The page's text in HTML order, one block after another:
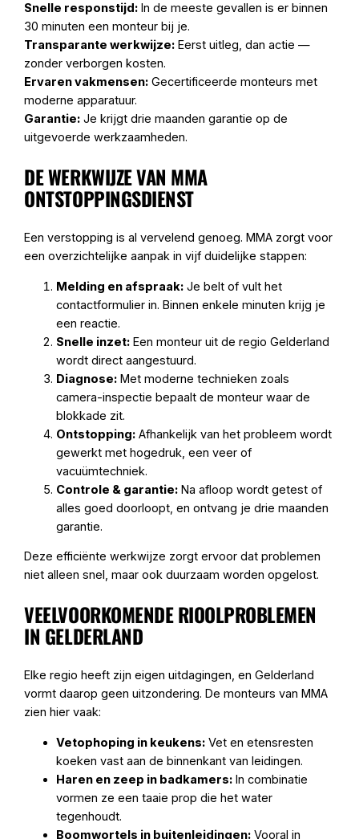
Snelle responstijd: In de meeste gevallen is er binnen
30 minuten een monteur bij je.
Transparante werkwijze: Eerst uitleg, dan actie —
zonder verborgen kosten.
Ervaren vakmensen: Gecertificeerde monteurs met
moderne apparatuur.
Garantie: Je krijgt drie maanden garantie op de
uitgevoerde werkzaamheden.
DE WERKWIJZE VAN MMA
ONTSTOPPINGSDIENST
Een verstopping is al vervelend genoeg. MMA zorgt voor
een overzichtelijke aanpak in vijf duidelijke stappen:
Melding en afspraak: Je belt of vult het
contactformulier in. Binnen enkele minuten krijg je
een reactie.
Snelle inzet: Een monteur uit de regio Gelderland
wordt direct aangestuurd.
Diagnose: Met moderne technieken zoals
camera-inspectie bepaalt de monteur waar de
blokkade zit.
Ontstopping: Afhankelijk van het probleem wordt
gewerkt met hogedruk, een veer of
vacuümtechniek.
Controle & garantie: Na afloop wordt getest of
alles goed doorloopt, en ontvang je drie maanden
garantie.
Deze efficiënte werkwijze zorgt ervoor dat problemen
niet alleen snel, maar ook duurzaam worden opgelost.
VEELVOORKOMENDE RIOOLPROBLEMEN
IN GELDERLAND
Elke regio heeft zijn eigen uitdagingen, en Gelderland
vormt daarop geen uitzondering. De monteurs van MMA
zien hier vaak:
Vetophoping in keukens: Vet en etensresten
koeken vast aan de binnenkant van leidingen.
Haren en zeep in badkamers: In combinatie
vormen ze een taaie prop die het water
tegenhoudt.
Boomwortels in buitenleidingen: Vooral in